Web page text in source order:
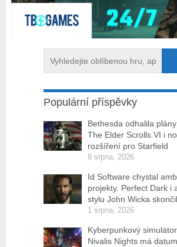
Populární příspěvky
Bethesda odhalila
The Elder Scrolls VI i
rozšíření pro Starfield
8 srpna, 2026
Id Software chystal
projekty. Perfect Dark i
stylu John Wicka
1 srpna, 2026
Kyberpunkový
Nivalis Nights má